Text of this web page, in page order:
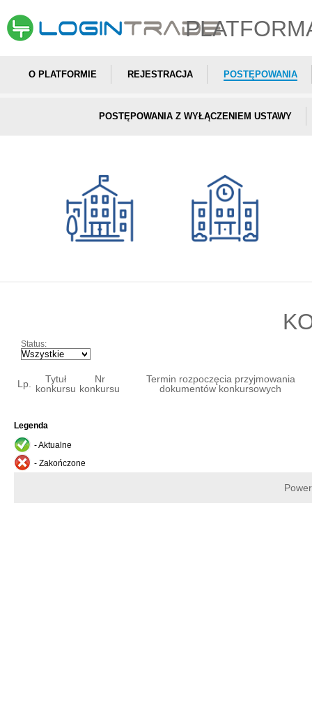
O PLATFORMIE REJESTRACJA POSTĘPOWANIA
POSTĘPOWANIA Z WYŁĄCZENIEM USTAWY
Status:
Lp.
Tytuł
konkursu
Nr
konkursu
Termin rozpoczęcia przyjmowania
dokumentów konkursowych
Legenda
- Aktualne
- Zakończone